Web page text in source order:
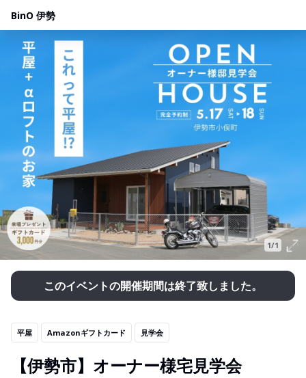
BinO 伊勢
1/1
このイベントの開催期間は終了致しました。
平屋 Amazonギフトカード 見学会
【伊勢市】オーナー様宅見学会